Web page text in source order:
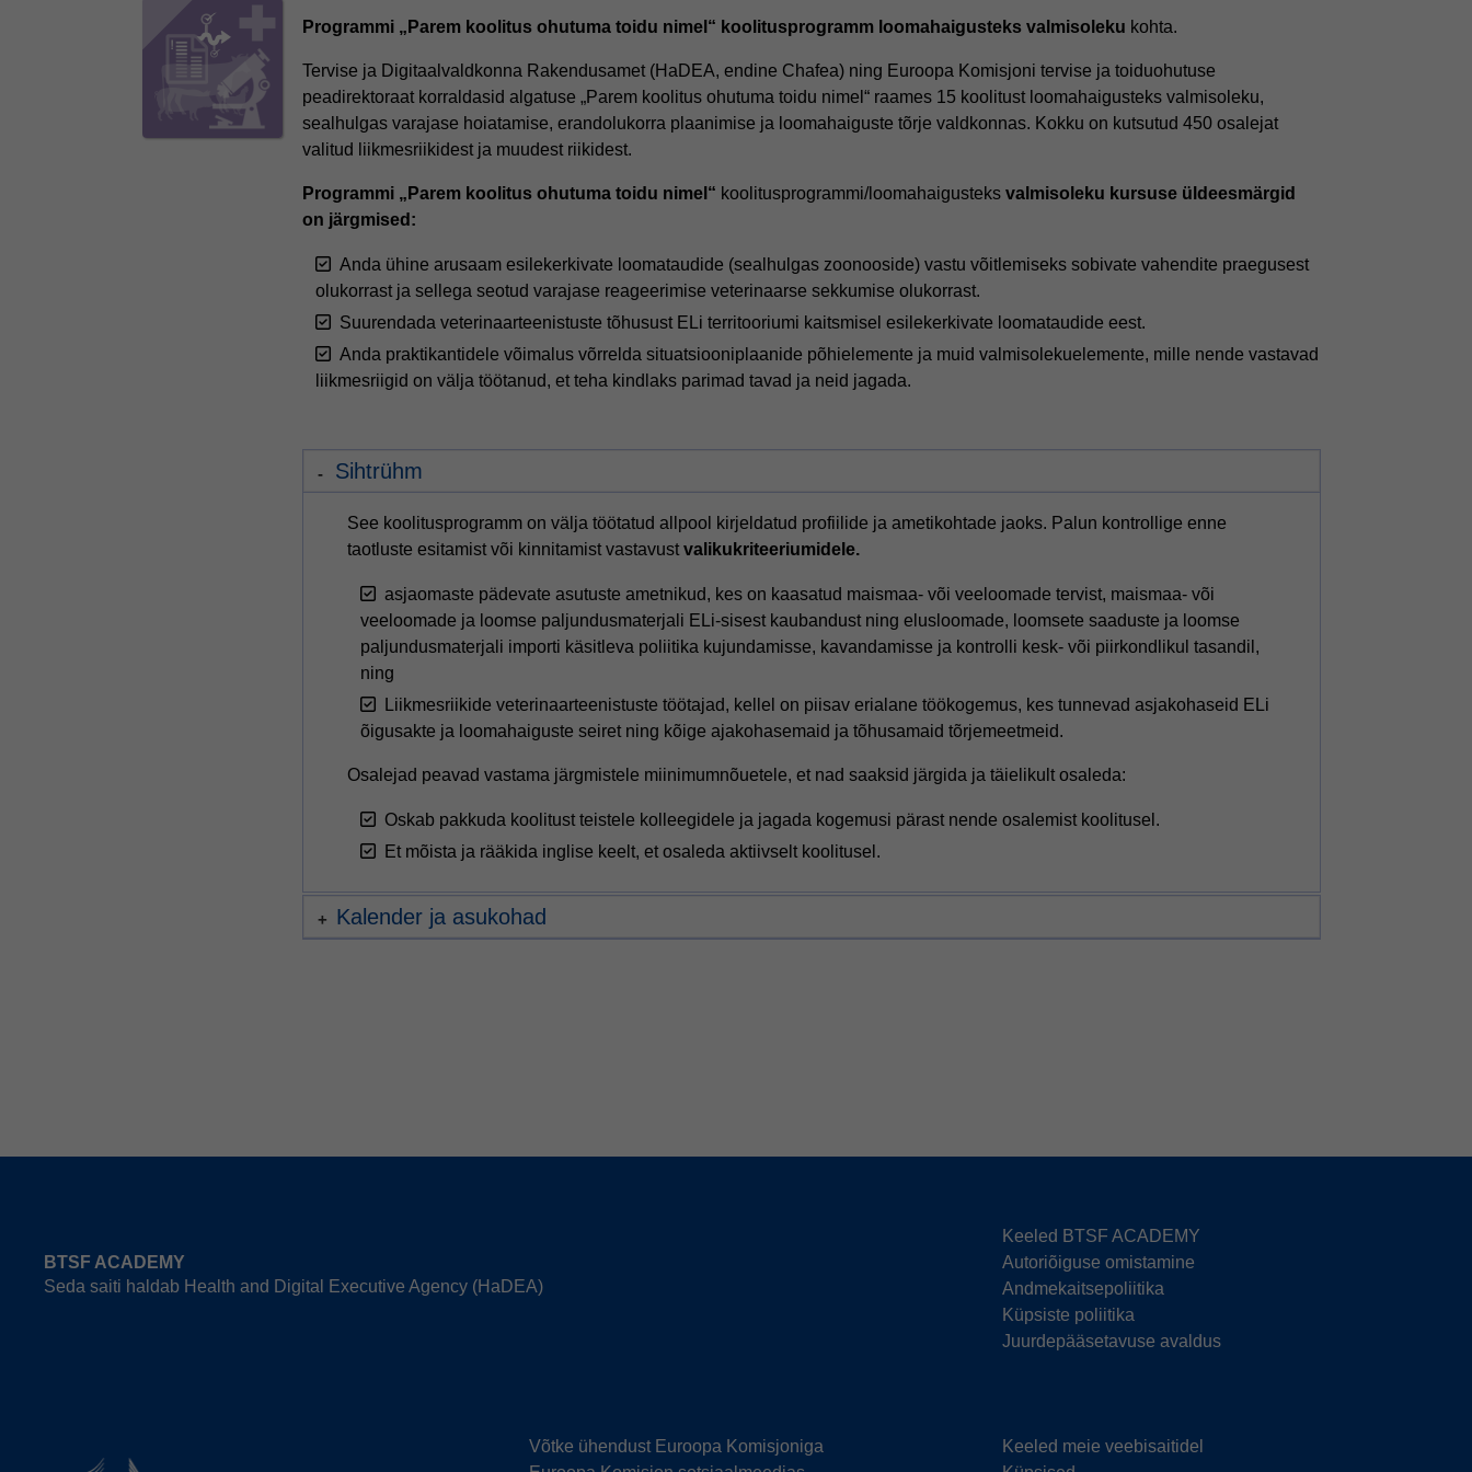
Programmi „Parem koolitus ohutuma toidu nimel“ koolitusprogramm loomahaigusteks valmisoleku kohta.
Tervise ja Digitaalvaldkonna Rakendusamet (HaDEA, endine Chafea) ning Euroopa Komisjoni tervise ja toiduohutuse
peadirektoraat korraldasid algatuse „Parem koolitus ohutuma toidu nimel“ raames 15 koolitust loomahaigusteks valmisoleku,
sealhulgas varajase hoiatamise, erandolukorra plaanimise ja loomahaiguste tõrje valdkonnas. Kokku on kutsutud 450 osalejat
valitud liikmesriikidest ja muudest riikidest.
Programmi „Parem koolitus ohutuma toidu nimel“ koolitusprogrammi/loomahaigusteks valmisoleku kursuse üldeesmärgid
on järgmised:
Anda ühine arusaam esilekerkivate loomataudide (sealhulgas zoonooside) vastu võitlemiseks sobivate vahendite praegusest
olukorrast ja sellega seotud varajase reageerimise veterinaarse sekkumise olukorrast.
Suurendada veterinaarteenistuste tõhusust ELi territooriumi kaitsmisel esilekerkivate loomataudide eest.
Anda praktikantidele võimalus võrrelda situatsiooniplaanide põhielemente ja muid valmisolekuelemente, mille nende vastavad
liikmesriigid on välja töötanud, et teha kindlaks parimad tavad ja neid jagada.
Sihtrühm
See koolitusprogramm on välja töötatud allpool kirjeldatud profiilide ja ametikohtade jaoks. Palun kontrollige enne
taotluste esitamist või kinnitamist vastavust valikukriteeriumidele.
asjaomaste pädevate asutuste ametnikud, kes on kaasatud maismaa- või veeloomade tervist, maismaa- või
veeloomade ja loomse paljundusmaterjali ELi-sisest kaubandust ning elusloomade, loomsete saaduste ja loomse
paljundusmaterjali importi käsitleva poliitika kujundamisse, kavandamisse ja kontrolli kesk- või piirkondlikul tasandil,
ning
Liikmesriikide veterinaarteenistuste töötajad, kellel on piisav erialane töökogemus, kes tunnevad asjakohaseid ELi
õigusakte ja loomahaiguste seiret ning kõige ajakohasemaid ja tõhusamaid tõrjemeetmeid.
Osalejad peavad vastama järgmistele miinimumnõuetele, et nad saaksid järgida ja täielikult osaleda:
Oskab pakkuda koolitust teistele kolleegidele ja jagada kogemusi pärast nende osalemist koolitusel.
Et mõista ja rääkida inglise keelt, et osaleda aktiivselt koolitusel.
Kalender ja asukohad
BTSF ACADEMY
Seda saiti haldab Health and Digital Executive Agency (HaDEA)
Keeled BTSF ACADEMY
Autoriõiguse omistamine
Andmekaitsepoliitika
Küpsiste poliitika
Juurdepääsetavuse avaldus
Võtke ühendust Euroopa Komisjoniga
Keeled meie veebisaitidel